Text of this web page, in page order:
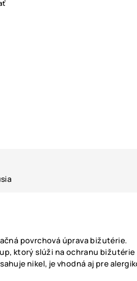
povrchová úprava bižutérie.
ktorý slúži na ochranu bižutérie
nikel, je vhodná aj pre